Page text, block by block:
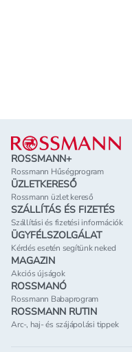
Lábléc
ROSSMANN+
Rossmann Hűségprogram
ÜZLETKERESŐ
Rossmann üzlet kereső
SZÁLLÍTÁS ÉS FIZETÉS
Szállítási és fizetési információk
ÜGYFÉLSZOLGÁLAT
Kérdés esetén segítünk neked
MAGAZIN
Akciós újságok
ROSSMANÓ
Rossmann Babaprogram
ROSSMANN RUTIN
Arc-, haj- és szájápolási tippek